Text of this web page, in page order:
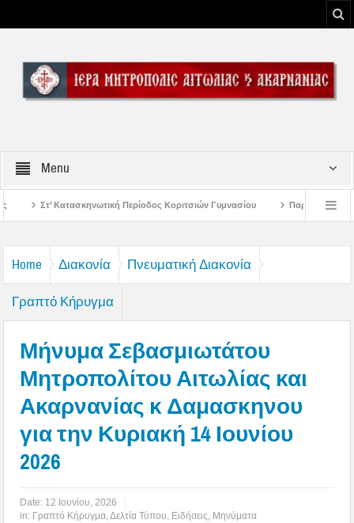
Menu
Περίοδος Κοριτσιών Γυμνασίου Παρακλήσεις πρώτης εβδομάδος
Home Διακονία Πνευματική Διακονία
Γραπτό Κήρυγμα
Μήνυμα Σεβασμιωτάτου
Μητροπολίτου Αιτωλίας και
Ακαρνανίας κ Δαμασκηνου
για την Κυριακή 14 Ιουνίου
2026
Date: 12 Ιουνίου, 2026
in: Γραπτό Κήρυγμα ,Δελτία Τύπου Ειδήσεις Μηνύματα